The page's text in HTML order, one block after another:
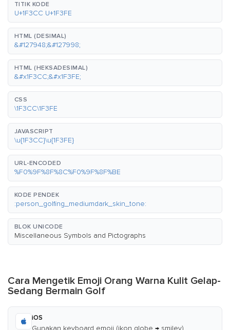
TITIK KODE
U+1F3CC U+1F3FE
HTML (DESIMAL)
&#127948;&#127998;
HTML (HEKSADESIMAL)
&#x1F3CC;&#x1F3FE;
CSS
\1F3CC\1F3FE
JAVASCRIPT
\u{1F3CC}\u{1F3FE}
URL-ENCODED
%F0%9F%8F%8C%F0%9F%8F%BE
KODE PENDEK
:person_golfing_mediumdark_skin_tone:
BLOK UNICODE
Miscellaneous Symbols and Pictographs
Cara Mengetik Emoji Orang Warna Kulit Gelap-
Sedang Bermain Golf
iOS
Gunakan keyboard emoji (ikon globe → smiley)